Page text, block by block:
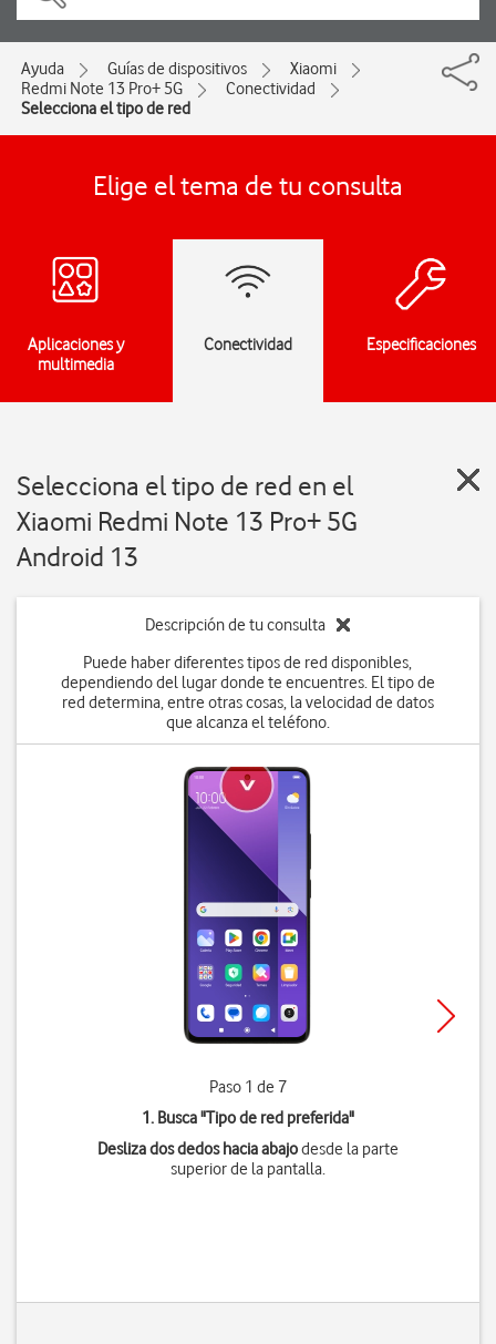
Ayuda Guías de dispositivos
Xiaomi
Redmi Note 13 Pro+ 5G
Conectividad
Selecciona el tipo de red
Elige el tema de tu consulta
Aplicaciones y
multimedia
Conectividad Especificaciones
Selecciona el tipo de red en el
Xiaomi Redmi Note 13 Pro+ 5G
Android 13
Descripción de tu consulta
Puede haber diferentes tipos de red disponibles,
dependiendo del lugar donde te encuentres. El tipo de
red determina, entre otras cosas, la velocidad de datos
que alcanza el teléfono.
Paso 1 de 7
1. Busca "Tipo de red preferida"
Desliza dos dedos hacia abajodesde la parte
superior de la pantalla.